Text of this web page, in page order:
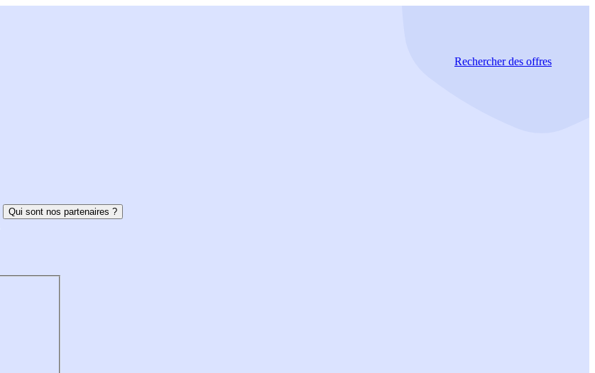
Rechercherdes offres
Qui sont nos partenaires ?